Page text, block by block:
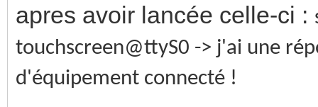
apres avoir lancée celle-ci :
touchscreen@ttyS0 -> j'ai une
d'équipement connecté !